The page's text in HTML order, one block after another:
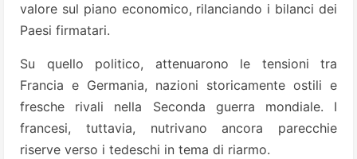
valore sul piano economico, rilanciando i bilanci dei
Paesi firmatari.
Su quello politico, attenuarono le tensioni tra
Francia e Germania, nazioni storicamente ostili e
fresche rivali nella Seconda guerra mondiale. I
francesi, tuttavia, nutrivano ancora parecchie
riserve verso i tedeschi in tema di riarmo.